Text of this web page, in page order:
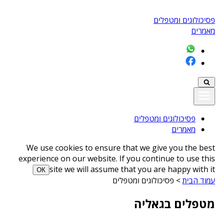
פסיכולוגים ומטפלים
מאמרים
פסיכולוגים ומטפלים
מאמרים
We use cookies to ensure that we give you the best
experience on our website. If you continue to use this
site we will assume that you are happy with it
ОК
עמוד הבית> פסיכולוגים ומטפלים
מטפלים בגאליה